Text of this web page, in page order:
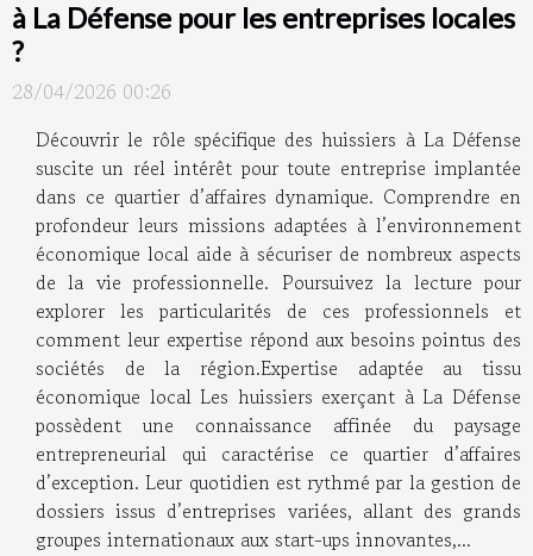
à La Défense pour les entreprises locales
?
28/04/2026 00:26
Découvrir le rôle spécifique des huissiers à La Défense
suscite un réel intérêt pour toute entreprise implantée
dans ce quartier d’affaires dynamique. Comprendre en
profondeur leurs missions adaptées à l’environnement
économique local aide à sécuriser de nombreux aspects
de la vie professionnelle. Poursuivez la lecture pour
explorer les particularités de ces professionnels et
comment leur expertise répond aux besoins pointus des
sociétés de la région.Expertise adaptée au tissu
économique local Les huissiers exerçant à La Défense
possèdent une connaissance affinée du paysage
entrepreneurial qui caractérise ce quartier d’affaires
d’exception. Leur quotidien est rythmé par la gestion de
dossiers issus d’entreprises variées, allant des grands
groupes internationaux aux start-ups innovantes,...